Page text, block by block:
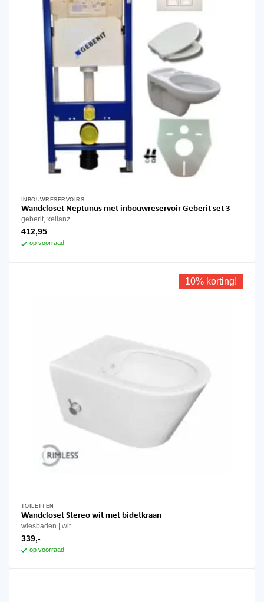
productpagina
INBOUWRESERVOIRS
Wandcloset Neptunus met inbouwreservoir Geberit set 3
geberit, xellanz
412,95
op voorraad
10% korting!
TOILETTEN
Wandcloset Stereo wit met bidetkraan
wiesbaden wit
339,-
op voorraad